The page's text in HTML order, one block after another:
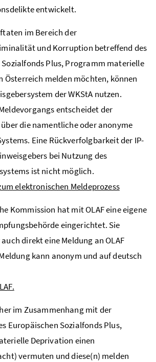
entwickelt.
im Bereich der
und Korruption betreffend des
Plus, Programm materielle
Österreich melden möchten, können
der WKStA nutzen.
entscheidet der
die namentliche oder anonyme
Eine Rückverfolgbarkeit der IP-
bei Nutzung des
ist nicht möglich.
elektronischen Meldeprozess
Kommission hat mit OLAF eine eigene
eingerichtet. Sie
direkt eine Meldung an OLAF
kann anonym und auf deutsch
im Zusammenhang mit der
Europäischen Sozialfonds Plus,
Deprivation einen
vermuten und diese(n) melden